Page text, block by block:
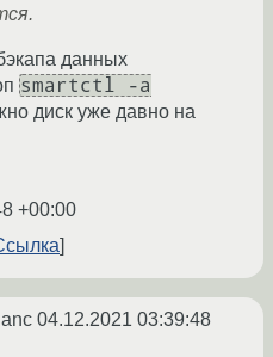
данных
smartctl -a
диск уже давно на
+00:00
04.12.2021 03:39:48